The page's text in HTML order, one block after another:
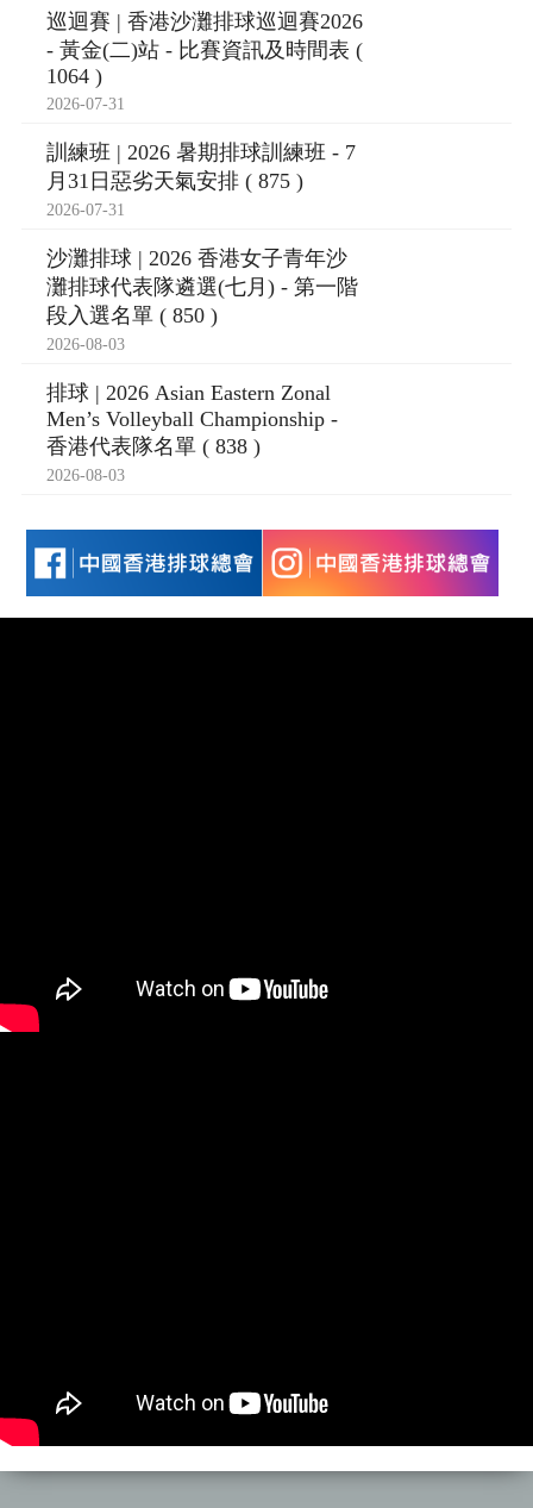
巡迴賽 | 香港沙灘排球巡迴賽2026
- 黃金(二)站 - 比賽資訊及時間表 (
1064 )
2026-07-31
訓練班 | 2026 暑期排球訓練班 - 7
月31日惡劣天氣安排 ( 875 )
2026-07-31
沙灘排球 | 2026 香港女子青年沙
灘排球代表隊遴選(七月) - 第一階
段入選名單 ( 850 )
2026-08-03
排球 | 2026 Asian Eastern Zonal
Men’s Volleyball Championship -
香港代表隊名單 ( 838 )
2026-08-03